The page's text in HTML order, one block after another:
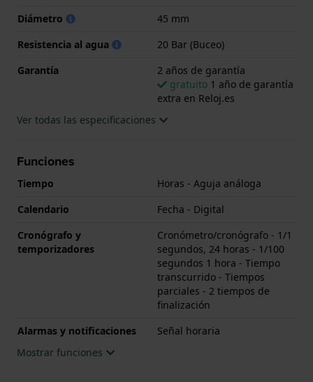
Diámetro
45 mm
Resistencia al agua
20 Bar (Buceo)
Garantía
2 años de garantía
gratuito 1 año de garantía
extra en Reloj.es
Ver todas las especificaciones
Funciones
Tiempo
Horas - Aguja análoga
Calendario
Fecha - Digital
Cronógrafo y
temporizadores
Cronómetro/cronógrafo - 1/1
segundos, 24 horas - 1/100
segundos 1 hora - Tiempo
transcurrido - Tiempos
parciales - 2 tiempos de
finalización
Alarmas y notificaciones
Señal horaria
Mostrar funciones